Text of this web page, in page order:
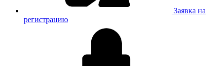
Заявка на
регистрацию